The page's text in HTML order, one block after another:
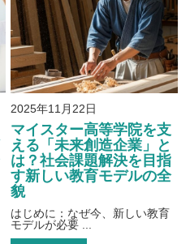
2025年11月22日
マイスター高等学院を支
える「未来創造企業」と
は？社会課題解決を目指
す新しい教育モデルの全
貌
はじめに：なぜ今、新しい教育
モデルが必要 ...